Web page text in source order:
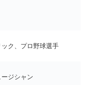
ク、プロ野球選手
ジシャン